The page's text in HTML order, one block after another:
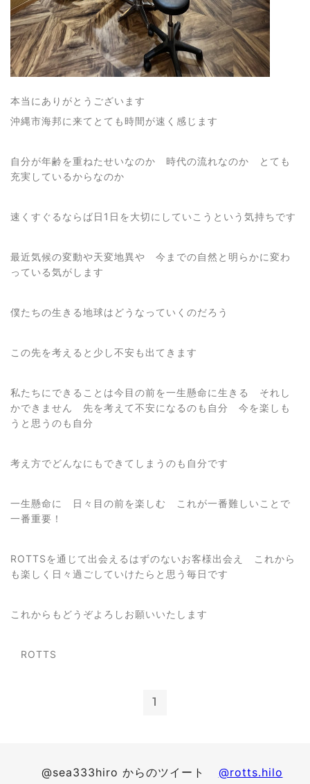
本当にありがとうございます
沖縄市海邦に来てとても時間が速く感じます
自分が年齢を重ねたせいなのか 時代の流れなのか とても
充実しているからなのか
速くすぐるならば日1日を大切にしていこうという気持ちです
最近気候の変動や天変地異や 今までの自然と明らかに変わ
っている気がします
僕たちの生きる地球はどうなっていくのだろう
この先を考えると少し不安も出てきます
私たちにできることは今目の前を一生懸命に生きる それし
かできません 先を考えて不安になるのも自分 今を楽しも
うと思うのも自分
考え方でどんなにもできてしまうのも自分です
一生懸命に 日々目の前を楽しむ これが一番難しいことで
一番重要！
ROTTSを通じて出会えるはずのないお客様出会え これから
も楽しく日々過ごしていけたらと思う毎日です
これからもどうぞよろしお願いいたします
ROTTS
1
@sea333hiro からのツイート @rotts.hilo